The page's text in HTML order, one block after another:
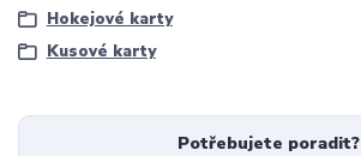
Hokejové karty
Kusové karty
Potřebujete poradit?